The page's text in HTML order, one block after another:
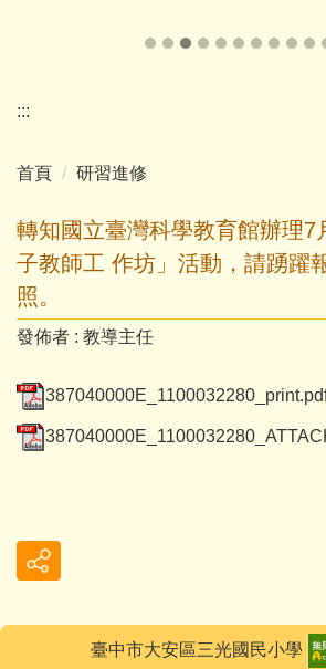
:::
首頁 研習進修
轉知國立臺灣科學教育館辦理7
子教師工 作坊」活動，請踴躍
照。
發佈者 : 教導主任
臺中市大安區三光國民小學